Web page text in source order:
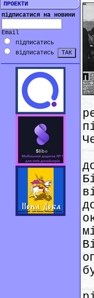
ПРОЕКТИ
підписатися на новини
Email
підписатись
відписатись